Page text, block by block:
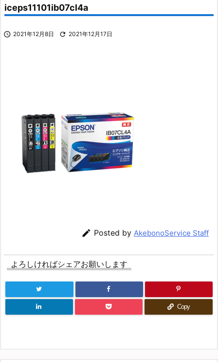
iceps11101ib07cl4a
 2021年12月8日  2021年12月17日
 Posted by AkebonoService Staff
よろしければシェアお願いします
Copy